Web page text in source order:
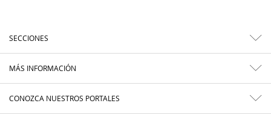
SECCIONES
MÁS INFORMACIÓN
CONOZCA NUESTROS PORTALES